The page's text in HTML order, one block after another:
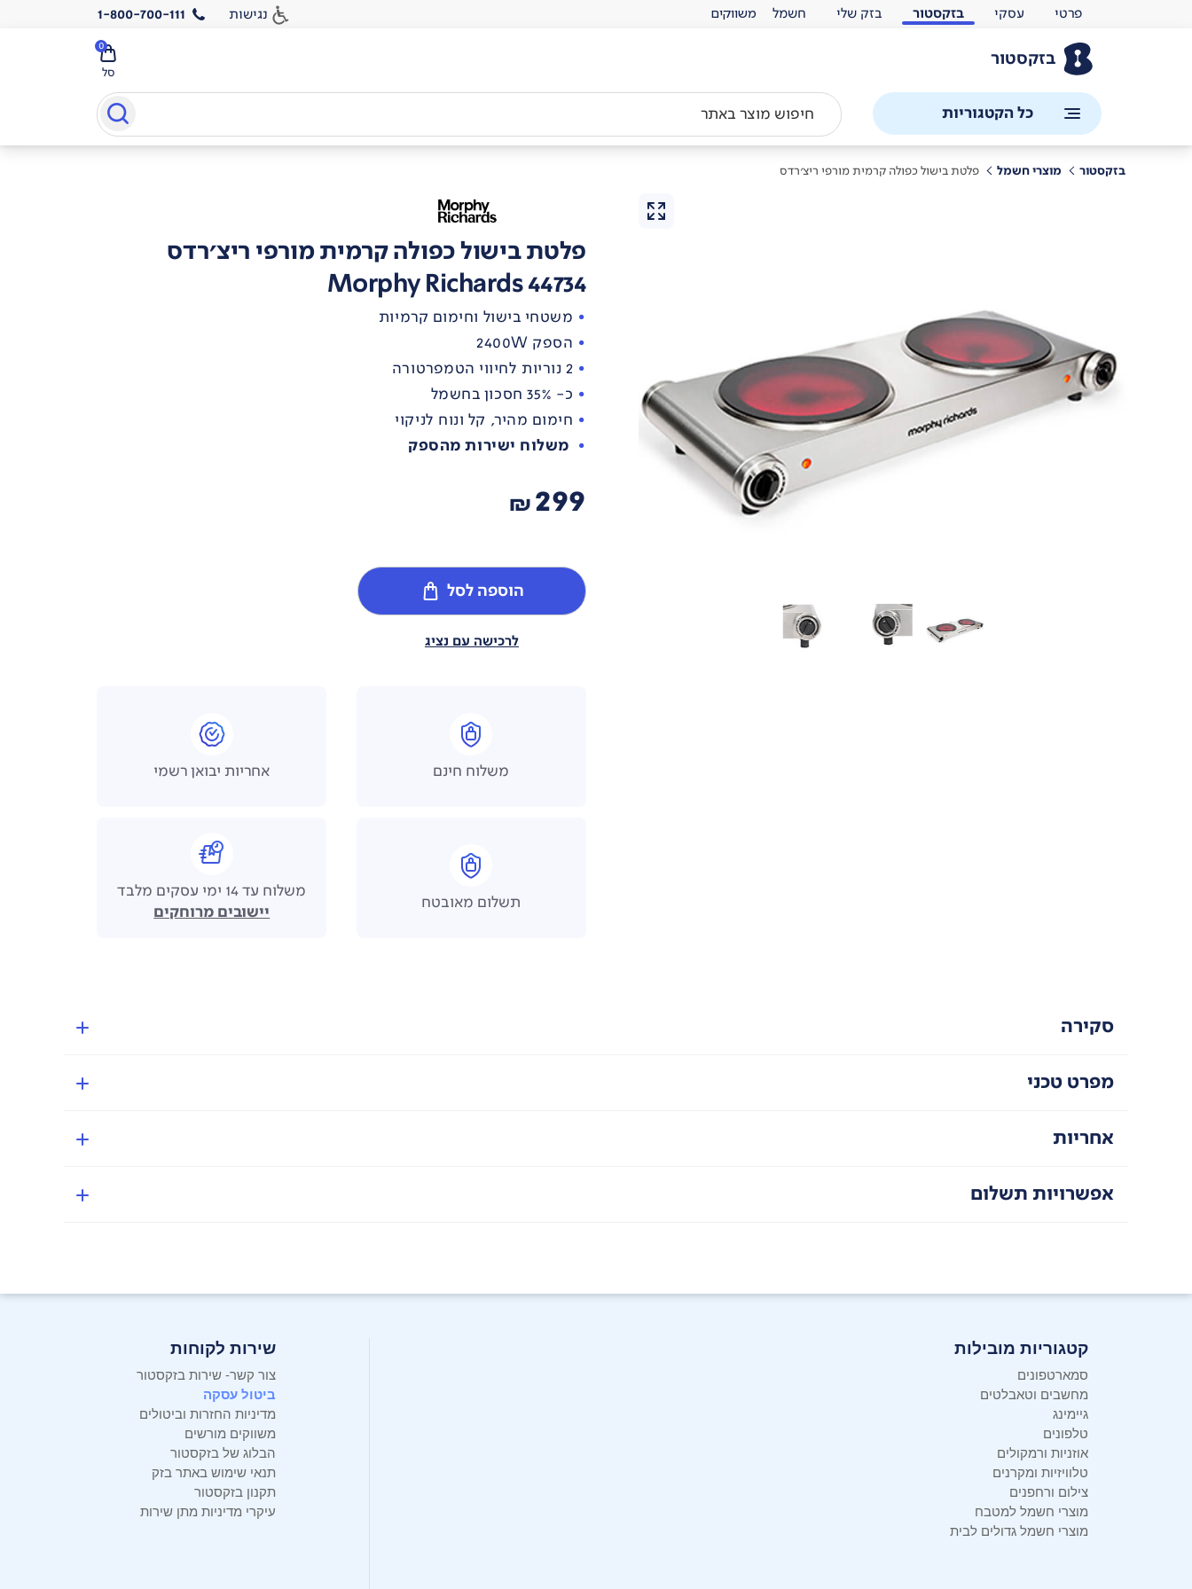
פרטי עסקי בזקסטור בזק שלי חשמל נגישות 1-800-700-111
בזקסטור
סל
0
כל הקטגוריות
בזקסטור מוצרי חשמל פלטת בישול כפולה קרמית מורפי ריצ'רדס
פלטת בישול כפולה קרמית מורפי ריצ'רדס
Morphy Richards 44734
משטחי בישול וחימום קרמיות
הספק 2400W
2 נוריות לחיווי הטמפרטורה
כ- 35% חסכון בחשמל
חימום מהיר, קל ונוח לניקוי
משלוח ישירות מהספק
299
₪
הוספה לסל
לרכישה עם נציג
משלוח חינם אחריות יבואן רשמי
תשלום מאובטח
משלוח עד 14 ימי עסקים מלבד
יישובים מרוחקים
סקירה
מפרט טכני
אחריות
אפשרויות תשלום
קטגוריות מובילות
סמארטפונים
מחשבים וטאבלטים
גיימינג
טלפונים
אוזניות ורמקולים
טלוויזיות ומקרנים
צילום ורחפנים
מוצרי חשמל למטבח
מוצרי חשמל גדולים לבית
שירות לקוחות
צור קשר- שירות בזקסטור
ביטול עסקה
מדיניות החזרות וביטולים
משווקים מורשים
הבלוג של בזקסטור
תנאי שימוש באתר בזק
תקנון בזקסטור
עיקרי מדיניות מתן שירות
משווקים